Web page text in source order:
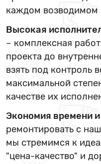
каждом возводимом
Высокая
– комплексная
проекта до
взять под контроль
максимальной
качестве их
Экономия времени
ремонтировать с
мы стремимся к
"цена-качество" и